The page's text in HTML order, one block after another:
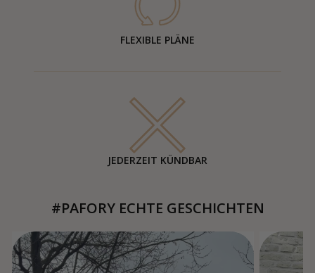
FLEXIBLE PLÄNE
JEDERZEIT KÜNDBAR
#PAFORY ECHTE GESCHICHTEN